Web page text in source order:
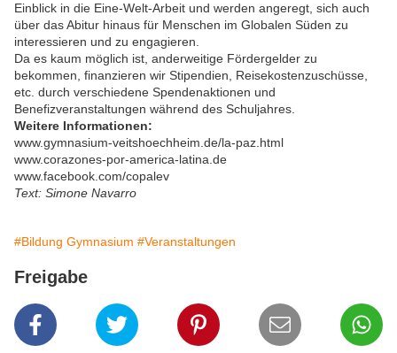
Einblick in die Eine-Welt-Arbeit und werden angeregt, sich auch
über das Abitur hinaus für Menschen im Globalen Süden zu
interessieren und zu engagieren.
Da es kaum möglich ist, anderweitige Fördergelder zu
bekommen, finanzieren wir Stipendien, Reisekostenzuschüsse,
etc. durch verschiedene Spendenaktionen und
Benefizveranstaltungen während des Schuljahres.
Weitere Informationen:
www.gymnasium-veitshoechheim.de/la-paz.html
www.corazones-por-america-latina.de
www.facebook.com/copalev
Text: Simone Navarro
#Bildung Gymnasium #Veranstaltungen
Freigabe